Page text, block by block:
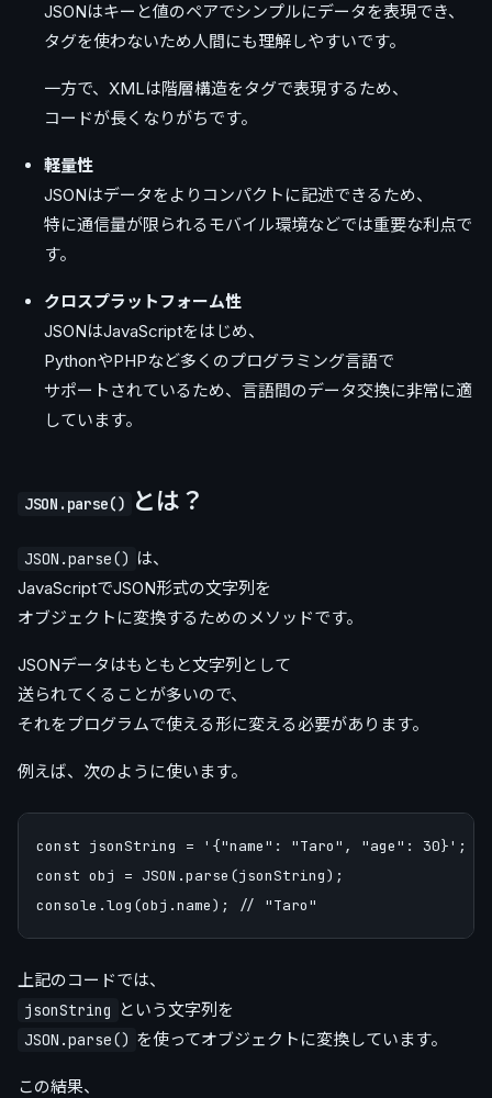
JSONはキーと値のペアでシンプルにデータを表現でき、
タグを使わないため人間にも理解しやすいです。
一方で、XMLは階層構造をタグで表現するため、
コードが長くなりがちです。
軽量性
JSONはデータをよりコンパクトに記述できるため、
特に通信量が限られるモバイル環境などでは重要な利点で
す。
クロスプラットフォーム性
JSONはJavaScriptをはじめ、
PythonやPHPなど多くのプログラミング言語で
サポートされているため、言語間のデータ交換に非常に適
しています。
JSON.parse() とは？
JSON.parse() は、
JavaScriptでJSON形式の文字列を
オブジェクトに変換するためのメソッドです。
JSONデータはもともと文字列として
送られてくることが多いので、
それをプログラムで使える形に変える必要があります。
例えば、次のように使います。
const jsonString = '{"name": "Taro", "age": 30}';
const obj = JSON.parse(jsonString);
上記のコードでは、
jsonString という文字列を
JSON.parse() を使ってオブジェクトに変換しています。
この結果、